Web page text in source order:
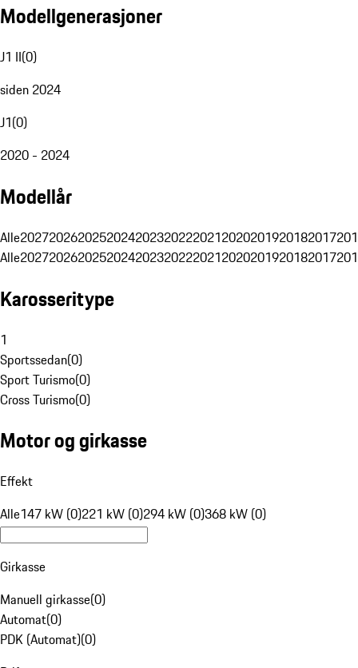
Modellgenerasjoner
J1 II(0)
siden 2024
J1(0)
2020 - 2024
Modellår
Alle20272026202520242023202220212020201920182017
Alle20272026202520242023202220212020201920182017
Karosseritype
1
Sportssedan(0)
Sport Turismo(0)
Cross Turismo(0)
Motor og girkasse
Effekt
Alle147 kW (0)221 kW (0)294 kW (0)368 kW (0)
Girkasse
Manuell girkasse(0)
Automat(0)
PDK (Automat)(0)